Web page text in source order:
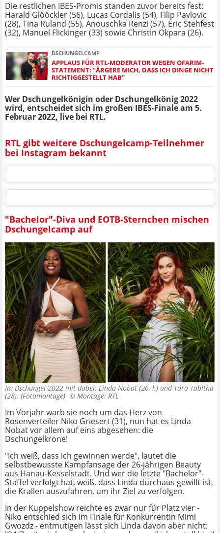
Die restlichen IBES-Promis standen zuvor bereits fest:
Harald Glööckler (56), Lucas Cordalis (54), Filip Pavlovic
(28), Tina Ruland (55), Anouschka Renzi (57), Eric Stehfest
(32), Manuel Flickinger (33) sowie Christin Okpara (26).
DSCHUNGELCAMP
APPLAUS FÜR RTL-MODERATOR WEGEN OFARIM-
STATEMENT: "ÄRGERE MICH, DASS ICH DINGE NICHT
RICHTIGGESTELLT HAB"
Wer Dschungelkönigin oder Dschungelkönig 2022
wird, entscheidet sich im großen IBES-Finale am 5.
Februar 2022, live bei RTL.
RTL gibt weitere Dschungelcamp-Teilnehmer
bei Instagram bekannt
"Bachelor"-Diva und EOTB-Sternchen mischen
Dschungelcamp auf
Im Dschungel 2022 mit dabei: Linda Nobat (26, l.) und Tara Tabitha
(28). (Fotomontage) © Montage: RTL
Im Vorjahr warb sie noch um das Herz von
Rosenverteiler Niko Griesert (31), nun hat es Linda
Nobat vor allem auf eins abgesehen: die
Dschungelkrone!
"Ich weiß, dass ich gewinnen werde", lautet die
selbstbewusste Kampfansage der 26-jährigen Beauty
aus Hanau-Kesselstadt. Und wer die letzte "Bachelor"-
Staffel verfolgt hat, weiß, dass Linda durchaus gewillt ist,
die Krallen auszufahren, um ihr Ziel zu verfolgen.
In der Kuppelshow reichte es zwar nur für Platz vier -
Niko entschied sich im Finale für Konkurrentin Mimi
Gwozdz - entmutigen lässt sich Linda davon aber nicht: